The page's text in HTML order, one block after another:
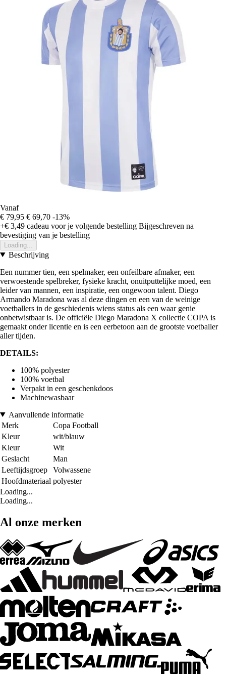
Vanaf
€ 79,95 € 69,70 -13%
+€ 3,49 cadeau voor je volgende bestelling Bijgeschreven na
bevestiging van je bestelling
Loading...
Beschrijving
Een nummer tien, een spelmaker, een onfeilbare afmaker, een
verwoestende spelbreker, fysieke kracht, onuitputtelijke moed, een
leider van mannen, een inspiratie, een ongewoon talent. Diego
Armando Maradona was al deze dingen en een van de weinige
voetballers in de geschiedenis wiens status als een waar genie
onbetwistbaar is. De officiële Diego Maradona X collectie COPA is
gemaakt onder licentie en is een eerbetoon aan de grootste voetballer
aller tijden.
DETAILS:
100% polyester
100% voetbal
Verpakt in een geschenkdoos
Machinewasbaar
Aanvullende informatie
Merk
Copa Football
Kleur
wit/blauw
Kleur
Wit
Geslacht
Man
Leeftijdsgroep
Volwassene
Hoofdmateriaal polyester
Loading...
Loading...
Al onze merken